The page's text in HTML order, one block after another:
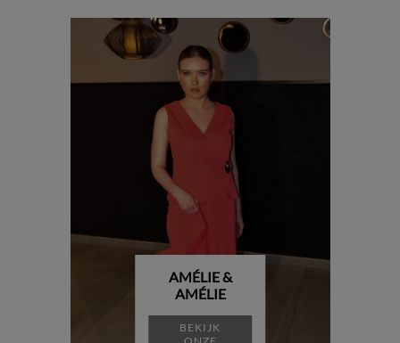
AMÉLIE &
AMÉLIE
BEKIJK